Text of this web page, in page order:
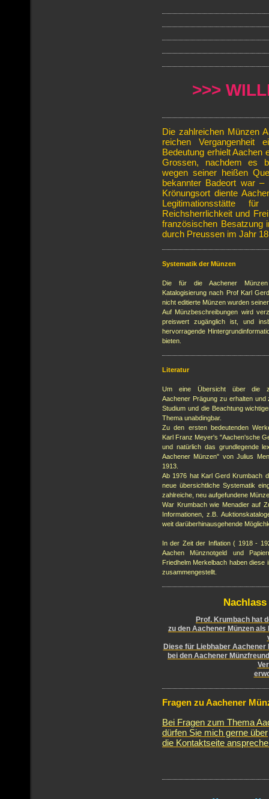
>>>
Die zahlreichen Münzen
reichen Vergangenheit
Bedeutung erhielt Aachen
Grossen, nachdem es
wegen seiner heißen
bekannter Badeort war
Krönungsort diente
Legitimationsstätte
Reichsherrlichkeit und
französischen Besatzung
durch Preussen im Jahr
Systematik der Münzen
Die für die Aachener Münzen
Katalogisierung nach Prof Karl
nicht editierte Münzen wurden
Auf Münzbeschreibungen wird
preiswert zugänglich ist, und
hervorragende
bieten.
Literatur
Um eine Übersicht über die
Aachener Prägung zu erhalten
Studium und die Beachtung
Thema unabdingbar.
Zu den ersten bedeutenden
Karl Franz Meyer's "Aachen'sche
und natürlich das grundlegende
Aachener Münzen" von Julius
1913.
Ab 1976 hat Karl Gerd Krumbach
neue übersichtliche Systematik
zahlreiche, neu aufgefundene
War Krumbach wie Menadier auf
Informationen, z.B.
weit darüberhinausgehende
In der Zeit der Inflation ( 1918 -
Aachen Münznotgeld und
Friedhelm Merkelbach haben diese
zusammengestellt.
Prof. Krumbach hat
zu den Aachener Münzen als
Diese für Liebhaber
bei den Aachener
Fragen zu Aachener
Bei Fragen zum Thema
dürfen Sie mich gerne über
die Kontaktseite